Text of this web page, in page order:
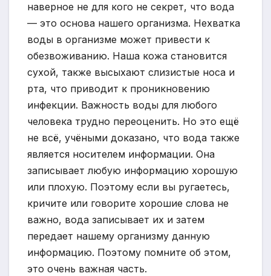
наверное не для кого не секрет, что вода
— это основа нашего организма. Нехватка
воды в организме может привести к
обезвоживанию. Наша кожа становится
сухой, также высыхают слизистые носа и
рта, что приводит к проникновению
инфекции. Важность воды для любого
человека трудно переоценить. Но это ещё
не всё, учёными доказано, что вода также
является носителем информации. Она
записывает любую информацию хорошую
или плохую. Поэтому если вы ругаетесь,
кричите или говорите хорошие слова не
важно, вода записывает их и затем
передает нашему организму данную
информацию. Поэтому помните об этом,
это очень важная часть.